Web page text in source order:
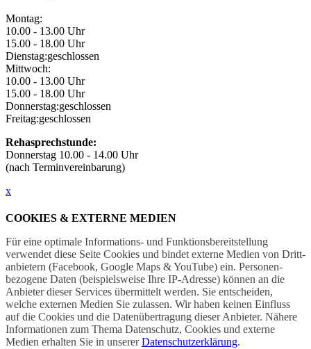
Montag:
10.00 - 13.00 Uhr
15.00 - 18.00 Uhr
Dienstag:geschlossen
Mittwoch:
10.00 - 13.00 Uhr
15.00 - 18.00 Uhr
Donnerstag:geschlossen
Freitag:geschlossen
Rehasprechstunde:
Donnerstag 10.00 - 14.00 Uhr
(nach Terminvereinbarung)
x
COOKIES & EXTERNE MEDIEN
Für eine optimale Informations- und Funktions­bereitstellung
verwendet diese Seite Cookies und bindet externe Medien von Dritt­
anbietern (Facebook, Google Maps & YouTube) ein. Personen­
bezogene Daten (beispielsweise Ihre IP-Adresse) können an die
Anbieter dieser Services übermittelt werden. Sie entscheiden,
welche externen Medien Sie zulassen. Wir haben keinen Einfluss
auf die Cookies und die Daten­übertragung dieser Anbieter. Nähere
Informationen zum Thema Datenschutz, Cookies und externe
Medien erhalten Sie in unsererDatenschutzerklärung.